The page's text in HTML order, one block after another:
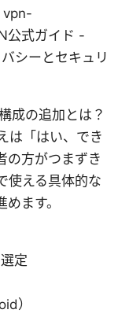
vpn-
公式ガイド -
シーとセキュリ
成の追加とは？
は「はい、でき
の方がつまずき
使える具体的な
ます。
定
）